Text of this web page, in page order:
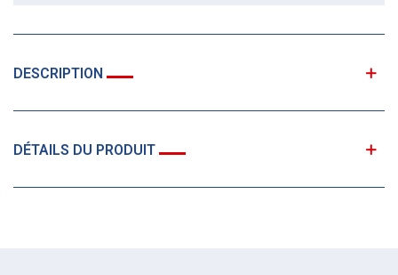
DESCRIPTION
DÉTAILS DU PRODUIT